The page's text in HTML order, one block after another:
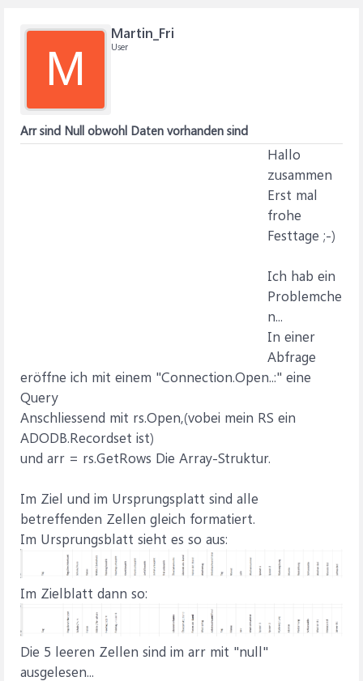
M
Martin_Fri
User
Arr sind Null obwohl Daten vorhanden sind
Hallo
zusammen
Erst mal
frohe
Festtage ;-)
Ich hab ein
Problemche
n...
In einer
Abfrage
eröffne ich mit einem "Connection.Open..:" eine
Query
Anschliessend mit rs.Open,(vobei mein RS ein
ADODB.Recordset ist)
und arr = rs.GetRows Die Array-Struktur.
Im Ziel und im Ursprungsplatt sind alle
betreffenden Zellen gleich formatiert.
Im Ursprungsblatt sieht es so aus:
Im Zielblatt dann so:
Die 5 leeren Zellen sind im arr mit "null"
ausgelesen...